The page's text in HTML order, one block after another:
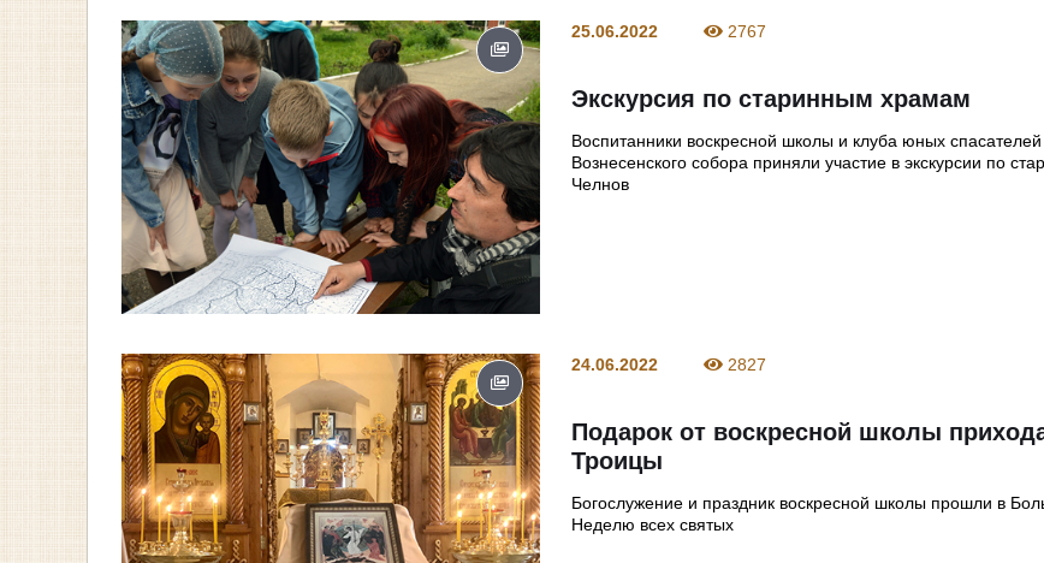
25.06.2022 2767
Экскурсия по старинным храмам
Воспитанники воскресной школы и клуба юных
Вознесенского собора приняли участие в экскурсии по
Челнов
24.06.2022 2827
Подарок от воскресной школы
Троицы
Богослужение и праздник воскресной школы прошли в
Неделю всех святых